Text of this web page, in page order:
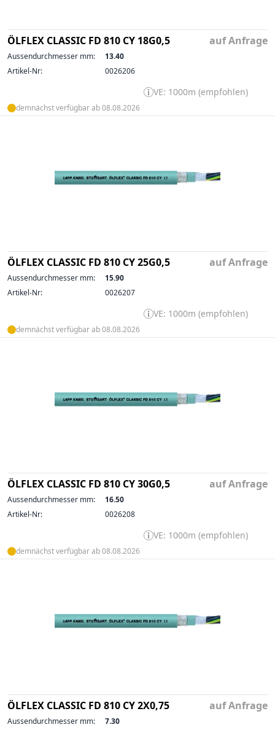
ÖLFLEX CLASSIC FD 810 CY 18G0,5 auf Anfrage
Aussendurchmesser mm:
13.40
Artikel-Nr:
0026206
VE: 1000m (empfohlen)
demnächst verfügbar ab 08.08.2026
ÖLFLEX CLASSIC FD 810 CY 25G0,5 auf Anfrage
Aussendurchmesser mm:
15.90
Artikel-Nr:
0026207
VE: 1000m (empfohlen)
demnächst verfügbar ab 08.08.2026
ÖLFLEX CLASSIC FD 810 CY 30G0,5 auf Anfrage
Aussendurchmesser mm:
16.50
Artikel-Nr:
0026208
VE: 1000m (empfohlen)
demnächst verfügbar ab 08.08.2026
ÖLFLEX CLASSIC FD 810 CY 2X0,75 auf Anfrage
Aussendurchmesser mm:
7.30